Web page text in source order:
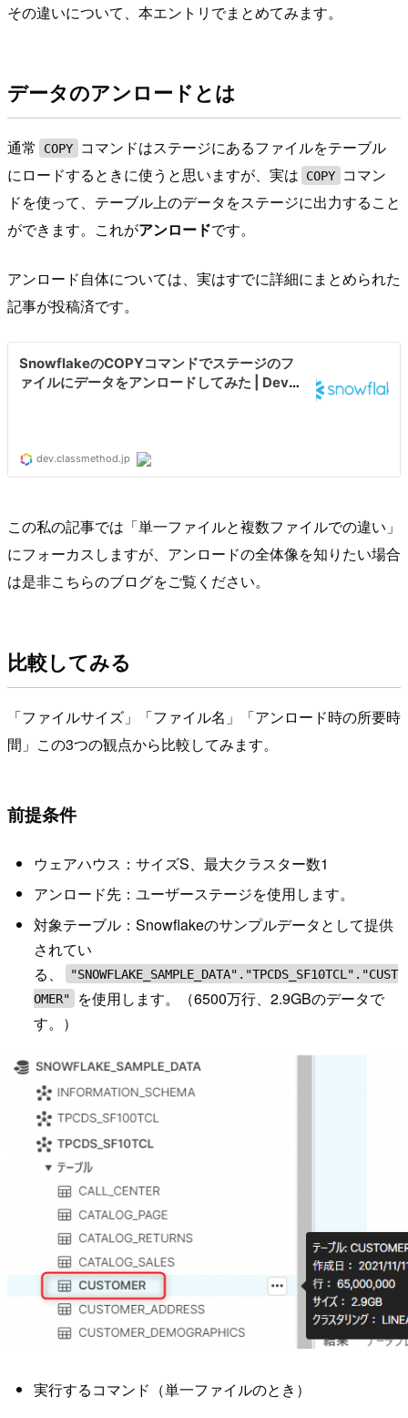
その違いについて、本エントリでまとめてみます。
データのアンロードとは
通常 COPY
コマンドはステージにあるファイルをテーブル
にロードするときに使うと思いますが、実は
COPY
コマン
ドを使って、テーブル上のデータをステージに出力すること
ができます。これがアンロードです。
アンロード自体については、実はすでに詳細にまとめられた
記事が投稿済です。
この私の記事では「単一ファイルと複数ファイルでの違い」
にフォーカスしますが、アンロードの全体像を知りたい場合
は是非こちらのブログをご覧ください。
比較してみる
「ファイルサイズ」「ファイル名」「アンロード時の所要時
間」この3つの観点から比較してみます。
前提条件
ウェアハウス：サイズS、最大クラスター数1
アンロード先：ユーザーステージを使用します。
対象テーブル：Snowflakeのサンプルデータとして提供
されてい
る、
"SNOWFLAKE_SAMPLE_DATA"."TPCDS_SF10TCL"."CUST
OMER"
を使用します。（6500万行、2.9GBのデータで
す。）
実行するコマンド（単一ファイルのとき）